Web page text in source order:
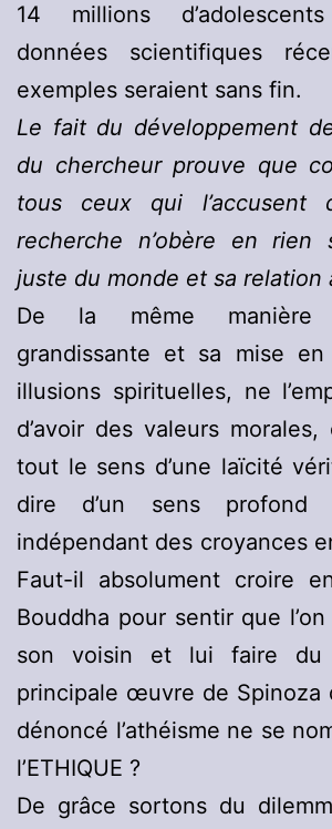
14 millions
données scientifiques
exemples seraient sans fin.
Le fait du développement
du chercheur prouve que
tous ceux qui l’accusent
recherche n’obère en rien
juste du monde et sa relation
De la même manière
grandissante et sa mise
illusions spirituelles, ne
d’avoir des valeurs morales,
tout le sens d’une laïcité
dire d’un sens profond
indépendant des croyances
Faut-il absolument croire
Bouddha pour sentir que l’on
son voisin et lui faire
principale œuvre de Spinoza
dénoncé l’athéisme ne se
l’ETHIQUE ?
De grâce sortons du